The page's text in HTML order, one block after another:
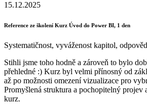
15.12.2025
Reference ze školení Kurz Úvod do Power BI, 1 den
Systematičnost, vyváženost kapitol,
Stihli jsme toho hodně a zároveň to bylo
přehledné :) Kurz byl velmi přínosný od
až po možnosti omezení vizualizace pro
Promyšlená struktura a pochopitelný projev
kurz.